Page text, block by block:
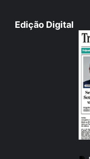
Edição Digital